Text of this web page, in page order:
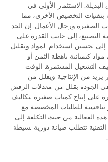
الاستثمار الأولي في
بتقنيات التخصيص الأخرى، مما
الصغيرة ورجال الأعمال. إن الحد
التصنيع، إلى جانب القدرة على
إلى تحسين استخدام المواد وتقليل
كيميائية باهظة الثمن أو
التشغيل المستمرة. الوقت
يزيد من الإنتاجية ويقلل من
في الجودة يقلل من معدلات الرفض
على إنتاج كميات صغيرة بتكاليف
للطلبات المخصصة مع
الفعالية من حيث التكلفة إلى
تتطلب صيانة دورية بسيطة